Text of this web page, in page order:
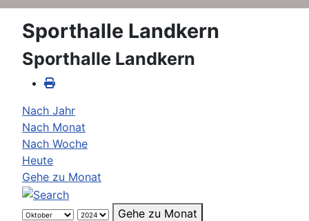
Sporthalle Landkern
Sporthalle Landkern
Nach Jahr
Nach Monat
Nach Woche
Heute
Gehe zu Monat
Gehe zu Monat